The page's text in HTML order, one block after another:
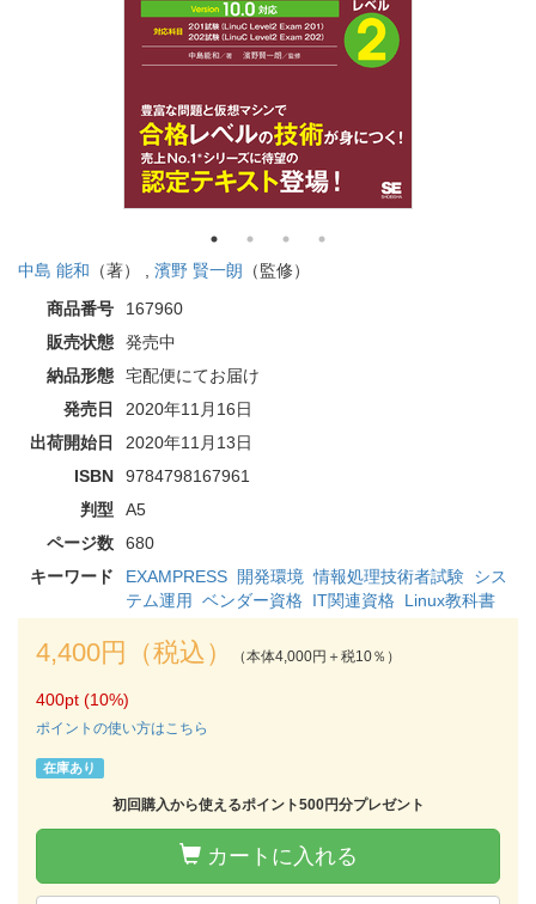
中島 能和 （著） , 濱野 賢一朗 （監修）
商品番号
167960
販売状態
発売中
納品形態
宅配便にてお届け
発売日
2020年11月16日
出荷開始日
2020年11月13日
ISBN
9784798167961
判型
A5
ページ数
680
キーワード
EXAMPRESS 開発環境 情報処理技術者試験 シス
テム運用
ベンダー資格 IT関連資格 Linux教科書
4,400円（税込） （本体4,000円＋税10％）
400pt (10%)
ポイントの使い方はこちら
在庫あり
初回購入から使えるポイント500円分プレゼント
カートに入れる